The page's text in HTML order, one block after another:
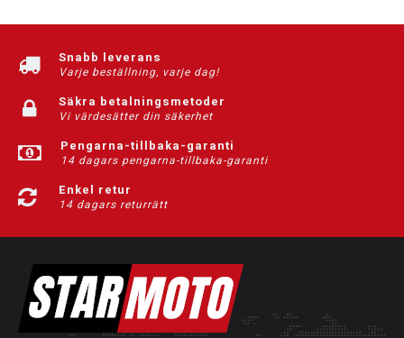
Snabb leverans
Varje beställning, varje dag!
Säkra betalningsmetoder
Vi värdesätter din säkerhet
Pengarna-tillbaka-garanti
14 dagars pengarna-tillbaka-garanti
Enkel retur
14 dagars returrätt